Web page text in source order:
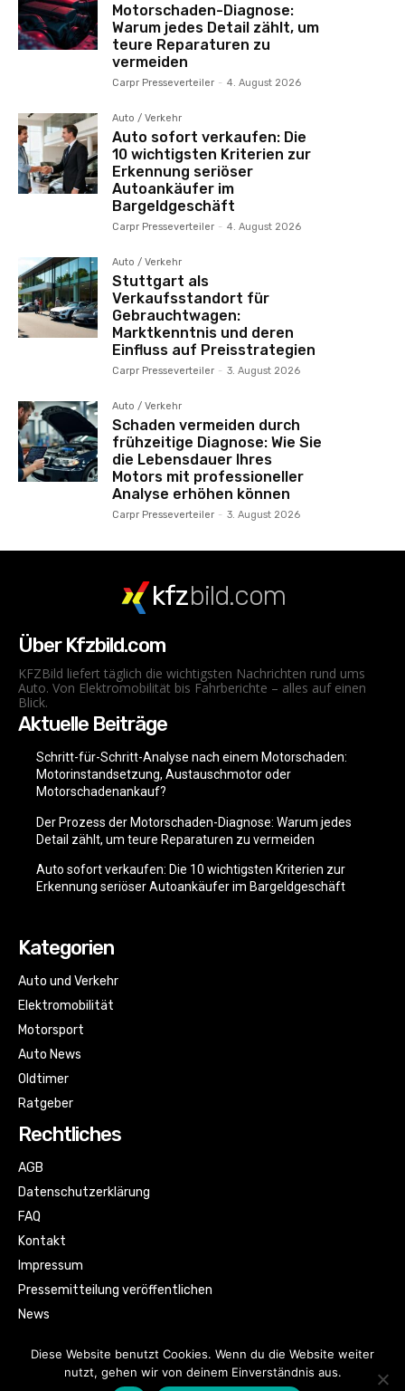
Motorschaden-Diagnose:
Warum jedes Detail zählt, um
teure Reparaturen zu
vermeiden
Carpr Presseverteiler - 4. August 2026
Auto / Verkehr
Auto sofort verkaufen: Die
10 wichtigsten Kriterien zur
Erkennung seriöser
Autoankäufer im
Bargeldgeschäft
Carpr Presseverteiler - 4. August 2026
Auto / Verkehr
Stuttgart als
Verkaufsstandort für
Gebrauchtwagen:
Marktkenntnis und deren
Einfluss auf Preisstrategien
Carpr Presseverteiler - 3. August 2026
Auto / Verkehr
Schaden vermeiden durch
frühzeitige Diagnose: Wie Sie
die Lebensdauer Ihres
Motors mit professioneller
Analyse erhöhen können
Carpr Presseverteiler - 3. August 2026
kfzbild.com
Über Kfzbild.com
KFZBild liefert täglich die wichtigsten Nachrichten rund ums
Auto. Von Elektromobilität bis Fahrberichte – alles auf einen
Blick.
Aktuelle Beiträge
Schritt-für-Schritt-Analyse nach einem Motorschaden:
Motorinstandsetzung, Austauschmotor oder
Motorschadenankauf?
Der Prozess der Motorschaden-Diagnose: Warum jedes
Detail zählt, um teure Reparaturen zu vermeiden
Auto sofort verkaufen: Die 10 wichtigsten Kriterien zur
Erkennung seriöser Autoankäufer im Bargeldgeschäft
Kategorien
Auto und Verkehr
Elektromobilität
Motorsport
Auto News
Oldtimer
Ratgeber
Rechtliches
AGB
Datenschutzerklärung
FAQ
Kontakt
Impressum
Pressemitteilung veröffentlichen
News
Diese Website benutzt Cookies. Wenn du die Website weiter
nutzt, gehen wir von deinem Einverständnis aus.